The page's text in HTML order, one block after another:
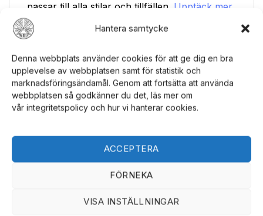
Hantera samtycke
Denna webbplats använder cookies för att ge dig en bra
upplevelse av webbplatsen samt för statistik och
marknadsföringsändamål. Genom att fortsätta att använda
webbplatsen så godkänner du det, läs mer om
vår integritetspolicy och hur vi hanterar cookies.
ACCEPTERA
FÖRNEKA
VISA INSTÄLLNINGAR
passar till alla stilar och tillfällen. Upptäck mer
handgjorda smycken
Letar du efter den perfekta gåvan? Detta
läderhänge är en utmärkt present till någon
som redan har allt. Det är både stilfullt och
unikt, vilket gör det till en uppskattad gåva.
Detta hänge är inte bara vackert utan också
gårdar där djuren behandlas väl. Dessutom